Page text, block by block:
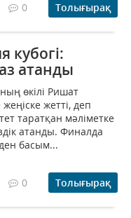
0 Толығырақ
кубогі:
атанды
өкілі Ришат
жетті, деп
таратқан мәліметке
атанды. Финалда
басым...
0 Толығырақ